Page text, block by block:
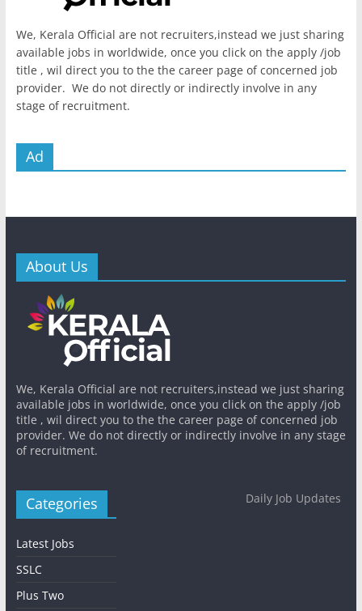
We, Kerala Official are not recruiters,instead we just sharing
available jobs in worldwide, once you click on the apply /job
title , wil direct you to the the career page of concerned job
provider. We do not directly or indirectly involve in any
stage of recruitment.
Ad
About Us
We, Kerala Official are not recruiters,instead we just sharing
available jobs in worldwide, once you click on the apply /job
title , wil direct you to the the career page of concerned job
provider. We do not directly or indirectly involve in any stage
of recruitment.
Categories
Latest Jobs
SSLC
Plus Two
Daily Job Updates